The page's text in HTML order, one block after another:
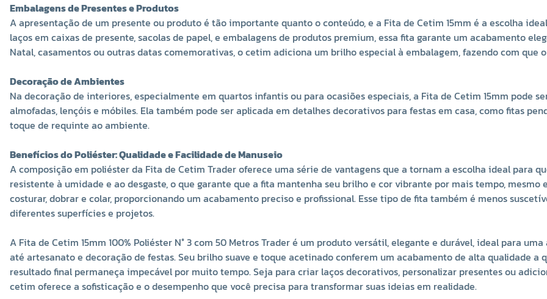
Embalagens de Presentes e Produtos
A apresentação de um presente ou produto é tão importante quanto o conteúdo, e a Fita de Cetim 15mm é a escolha
laços em caixas de presente, sacolas de papel, e embalagens de produtos premium, essa fita garante um acabamento
Natal, casamentos ou outras datas comemorativas, o cetim adiciona um brilho especial à embalagem, fazendo com que
Decoração de Ambientes
Na decoração de interiores, especialmente em quartos infantis ou para ocasiões especiais, a Fita de Cetim 15mm pode
almofadas, lençóis e móbiles. Ela também pode ser aplicada em detalhes decorativos para festas em casa, como fitas
toque de requinte ao ambiente.
Benefícios do Poliéster: Qualidade e Facilidade de Manuseio
A composição em poliéster da Fita de Cetim Trader oferece uma série de vantagens que a tornam a escolha ideal para
resistente à umidade e ao desgaste, o que garante que a fita mantenha seu brilho e cor vibrante por mais tempo, mesmo
costurar, dobrar e colar, proporcionando um acabamento preciso e profissional. Esse tipo de fita também é menos
diferentes superfícies e projetos.
A Fita de Cetim 15mm 100% Poliéster N° 3 com 50 Metros Trader é um produto versátil, elegante e durável, ideal para
até artesanato e decoração de festas. Seu brilho suave e toque acetinado conferem um acabamento de alta qualidade
resultado final permaneça impecável por muito tempo. Seja para criar laços decorativos, personalizar presentes ou
cetim oferece a sofisticação e o desempenho que você precisa para transformar suas ideias em realidade.